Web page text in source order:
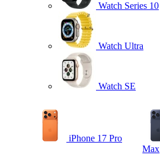
Watch Series 10
Watch Ultra
Watch SE
iPhone 17 Pro
Max